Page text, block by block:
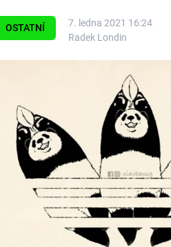
OSTATNÍ
7. ledna 2021 16:24
Radek Londin